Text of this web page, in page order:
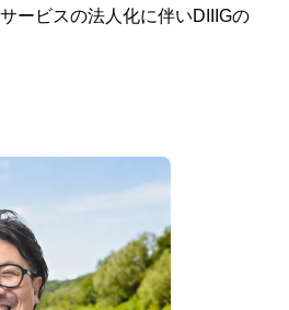
ービスの法人化に伴いDIIIGの